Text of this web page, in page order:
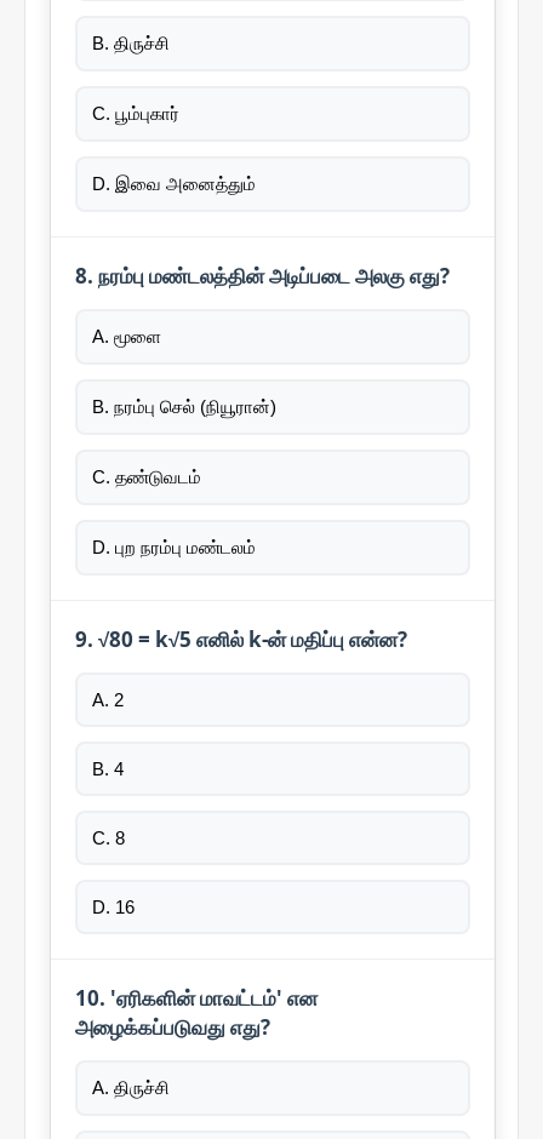
B. திருச்சி
C. பூம்புகார்
D. இவை அனைத்தும்
8. நரம்பு மண்டலத்தின் அடிப்படை அலகு எது?
A. மூளை
B. நரம்பு செல் (நியூரான்)
C. தண்டுவடம்
D. புற நரம்பு மண்டலம்
9. √80 = k√5 எனில் k-ன் மதிப்பு என்ன?
A. 2
B. 4
C. 8
D. 16
10. 'ஏரிகளின் மாவட்டம்' என
அழைக்கப்படுவது எது?
A. திருச்சி